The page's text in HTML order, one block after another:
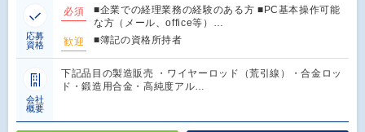
応募
資格
必須
■企業での経理業務の経験のある方 ■PC基本操作可能
な方（メール、office等）…
歓迎
■簿記の資格所持者
会社
概要
下記品目の製造販売 ・ワイヤーロッド（荒引線）・合金ロッ
ド・鍛造用合金・高純度アル…